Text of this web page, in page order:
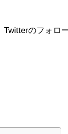
のフォロ